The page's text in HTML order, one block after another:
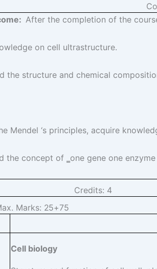
After the completion of the
on cell ultrastructure.
the structure and chemical
Mendel ‘s principles, acquire
the concept of ‗one gene one
Credits: 4
Marks: 25+75
Cell biology